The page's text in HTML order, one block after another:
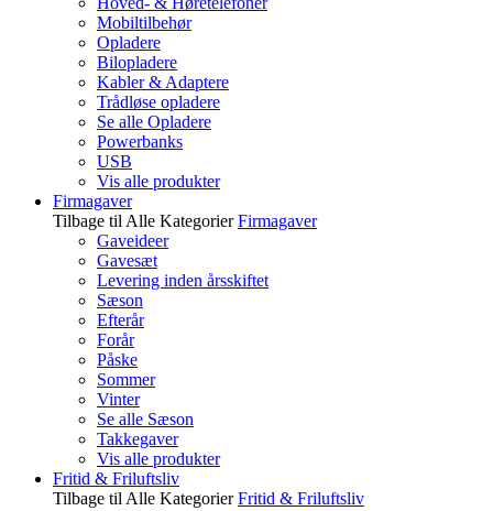
Mobiltilbehør
Opladere
Bilopladere
Kabler & Adaptere
Trådløse opladere
Se alle Opladere
Powerbanks
USB
Vis alle produkter
Firmagaver
Tilbage til Alle Kategorier Firmagaver
Gaveideer
Gavesæt
Levering inden årsskiftet
Sæson
Efterår
Forår
Påske
Sommer
Vinter
Se alle Sæson
Takkegaver
Vis alle produkter
Fritid & Friluftsliv
Tilbage til Alle Kategorier Fritid & Friluftsliv